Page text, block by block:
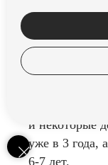
английский
Оптимальный
английским
и некоторые
уже в 3 года,
6-7 лет.